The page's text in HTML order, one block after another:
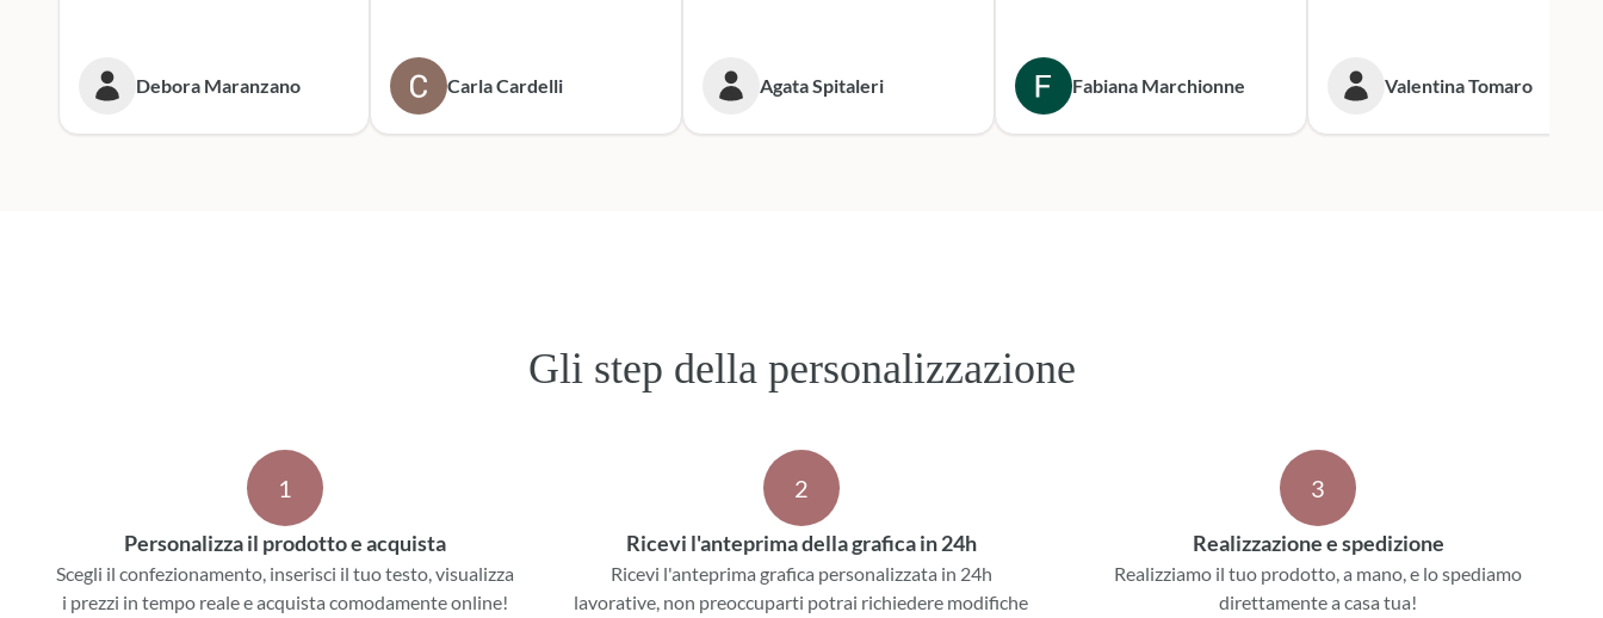
Debora Maranzano
tenero e accattivante e ne sono
entusiasta. Mi rivolgerò
sicuramente a loro per le
Carla Cardelli Agata Spitaleri
Consegna puntualissima
secondo i tempi stabiliti.
Sicuramente mi rivolgerò a loro
Fabiana Marchionne Valentina Tomaro
Gli step della personalizzazione
1
Personalizza il prodotto e acquista
Scegli il confezionamento, inserisci il tuo testo, visualizza
i prezzi in tempo reale e acquista comodamente online!
2
Ricevi l'anteprima della grafica in 24h
Ricevi l'anteprima grafica personalizzata in 24h
lavorative, non preoccuparti potrai richiedere modifiche
3
Realizzazione e spedizione
Realizziamo il tuo prodotto, a mano, e lo spediamo
direttamente a casa tua!